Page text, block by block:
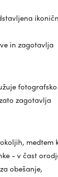
in zagotavlja
fotografsko
zagotavlja
medtem
- v čast
obešanje,